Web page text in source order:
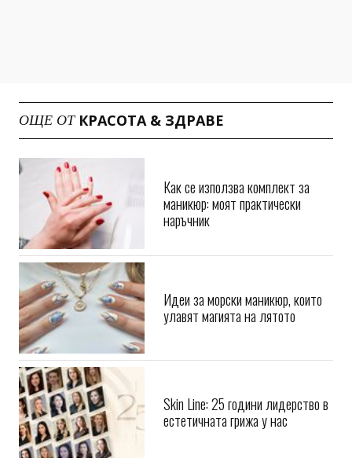
ОЩЕ ОТ КРАСОТА & ЗДРАВЕ
Как се използва комплект за
маникюр: моят практически
наръчник
Идеи за морски маникюр, които
улавят магията на лятото
Skin Line: 25 години лидерство в
естетичната грижа у нас